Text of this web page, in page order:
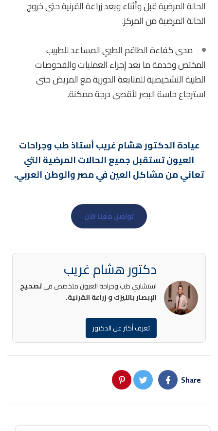
الحالة المرضية قبل وأثناء وبعد زراعة القرنية حتى خروج
الحالة المرضية من المركز.
مدى كفاءة الطاقم الطبي المساعد للطبيب
المختص وخدمة ما بعد إجراء العمليات والفحوصات
الطبية التشخيصية للمتابعة الدورية مع المريض حتى
استرجاع حاسة البصر لأقصى درجة ممكنة.
عيادة الدكتور هشام غريب أستاذ طب وجراحات
العيون تستقبل جميع الحالات المرضية التي
تعاني من مشاكل العين في مصر والوطن العربي.
تواصل معنا الآن
دكتور هشام غريب
استشاري طب وجراحة العيون متخصص فيتصحيح
الإبصار بالليزك و زراعة القرنية.
تعرف أكثر عن الدكتور
Share